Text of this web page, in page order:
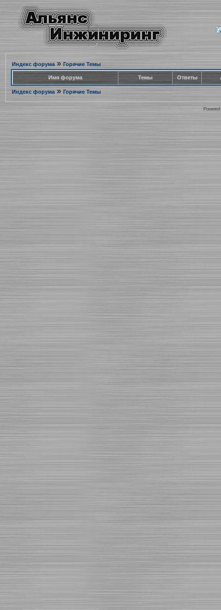
Индекс форума» Горячие Темы
Имя форума Темы Ответы
Индекс форума» Горячие Темы